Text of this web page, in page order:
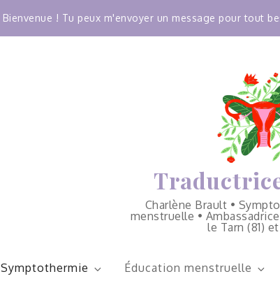
Bienvenue ! Tu peux m'envoyer un message pour tout
Charlène Brault •
menstruelle •
le Tarn (81)
Symptothermie Éducation menstruelle